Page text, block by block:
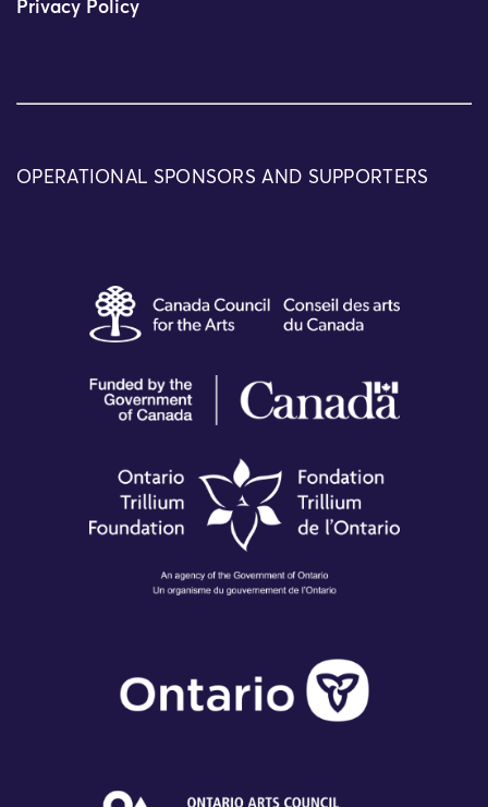
Privacy Policy
OPERATIONAL SPONSORS AND SUPPORTERS